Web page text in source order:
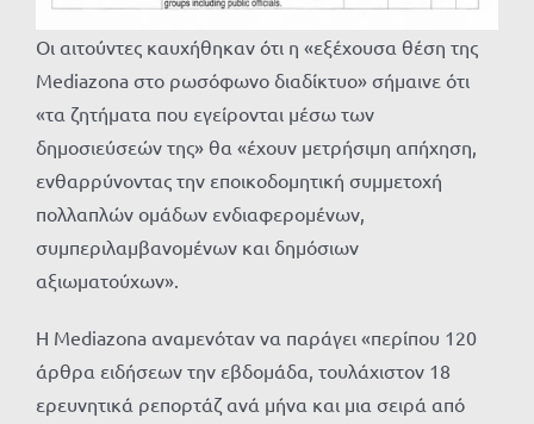
Οι αιτούντες καυχήθηκαν ότι η «εξέχουσα θέση της
Mediazona στο ρωσόφωνο διαδίκτυο» σήμαινε ότι
«τα ζητήματα που εγείρονται μέσω των
δημοσιεύσεών της» θα «έχουν μετρήσιμη απήχηση,
ενθαρρύνοντας την εποικοδομητική συμμετοχή
πολλαπλών ομάδων ενδιαφερομένων,
συμπεριλαμβανομένων και δημόσιων
αξιωματούχων».
Η Mediazona αναμενόταν να παράγει «περίπου 120
άρθρα ειδήσεων την εβδομάδα, τουλάχιστον 18
ερευνητικά ρεπορτάζ ανά μήνα και μια σειρά από